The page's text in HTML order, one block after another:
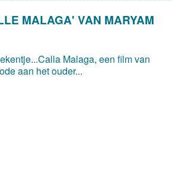
MALAGA' VAN MARYAM
Malaga, een film van
aan het ouder...